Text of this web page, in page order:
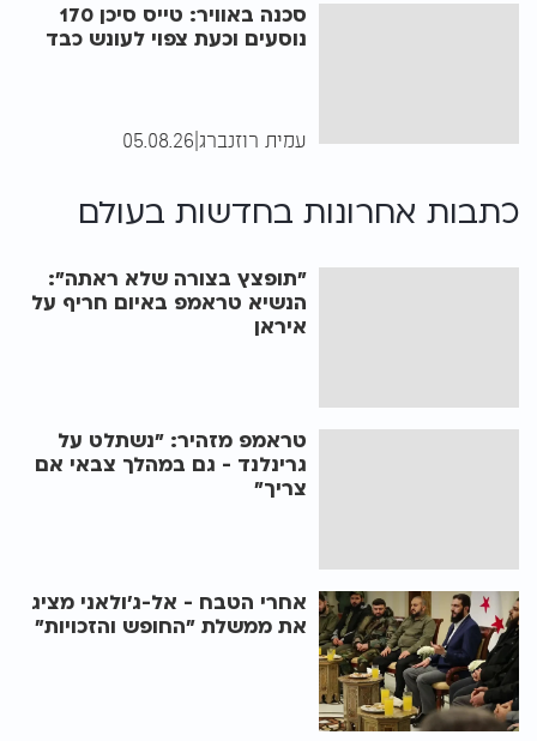
סכנה באוויר: טייס סיכן 170
נוסעים וכעת צפוי לעונש כבד
עמית רוזנברג 05.08.26
כתבות אחרונות בחדשות בעולם
"תופצץ בצורה שלא ראתה":
הנשיא טראמפ באיום חריף על
איראן
טראמפ מזהיר: "נשתלט על
גרינלנד - גם במהלך צבאי אם
צריך"
אחרי הטבח - אל-ג'ולאני מציג
את ממשלת "החופש והזכויות"